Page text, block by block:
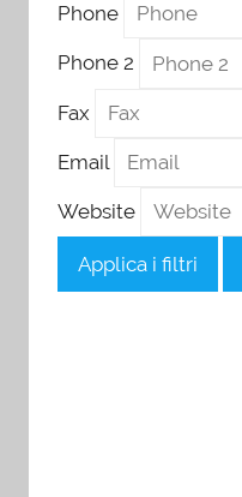
Phone
Phone 2
Fax
Email
Website
Applica i filtri